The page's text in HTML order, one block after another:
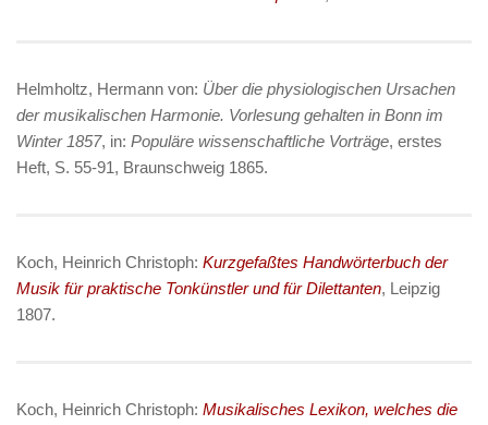
Helmholtz, Hermann von: Über die physiologischen Ursachen
der musikalischen Harmonie. Vorlesung gehalten in Bonn im
Winter 1857, in: Populäre wissenschaftliche Vorträge, erstes
Heft, S. 55-91, Braunschweig 1865.
Koch, Heinrich Christoph: Kurzgefaßtes Handwörterbuch der
Musik für praktische Tonkünstler und für Dilettanten, Leipzig
1807.
Koch, Heinrich Christoph: Musikalisches Lexikon, welches die